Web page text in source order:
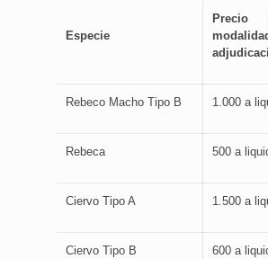
Especie
Precio
Rebeco Macho Tipo B 1.000 a
Rebeca 500 a
Ciervo Tipo A 1.500 a
Ciervo Tipo B 600 a